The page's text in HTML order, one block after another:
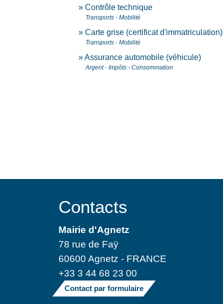
Contrôle technique
Transports - Mobilité
Carte grise (certificat d'immatriculation)
Transports - Mobilité
Assurance automobile (véhicule)
Argent - Impôts - Consommation
Contacts
Mairie d'Agnetz
78 rue de Faÿ
60600 Agnetz - FRANCE
+33 3 44 68 23 00
Contact par formulaire